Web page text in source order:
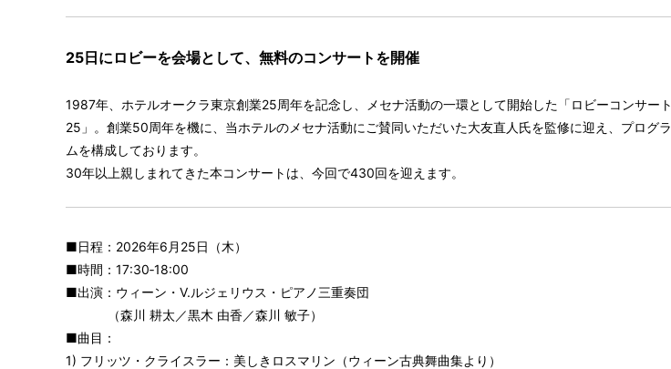
25日にロビーを会場として、無料のコンサートを開催
1987年、ホテルオークラ東京創業25周年を記念し、メセナ活動の一環として開始した「ロビーコンサート
25」。創業50周年を機に、当ホテルのメセナ活動にご賛同いただいた大友直人氏を監修に迎え、プログラ
ムを構成しております。
30年以上親しまれてきた本コンサートは、今回で430回を迎えます。
■日程：2026年6月25日（木）
■時間：17:30‐18:00
■出演：ウィーン・V.ルジェリウス・ピアノ三重奏団
（森川 耕太／黒木 由香／森川 敏子）
■曲目：
1) フリッツ・クライスラー：美しきロスマリン（ウィーン古典舞曲集より）